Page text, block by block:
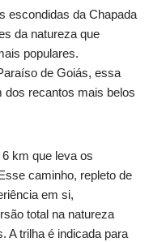
escondidas da Chapada
da natureza que
populares.
de Goiás, essa
dos recantos mais belos
km que leva os
caminho, repleto de
em si,
total na natureza
A trilha é indicada para